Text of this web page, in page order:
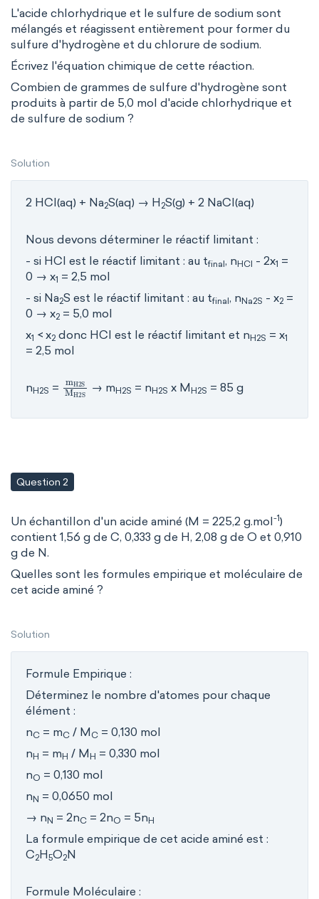
L'acide chlorhydrique et le sulfure de sodium sont
mélangés et réagissent entièrement pour former du
sulfure d'hydrogène et du chlorure de sodium.
Écrivez l'équation chimique de cette réaction.
Combien de grammes de sulfure d'hydrogène sont
produits à partir de 5,0 mol d'acide chlorhydrique et
de sulfure de sodium ?
Solution
2 HCl(aq) + Na2S(aq) → H 2S(g) + 2 NaCl(aq)
Nous devons déterminer le réactif limitant :
- si HCl est le réactif limitant : au tfinal , n HCl - 2x1 =
0 → x1 = 2,5 mol
- si Na2S est le réactif limitant : au tfinal , n Na2S - x2 =
0 → x2 = 5,0 mol
x1 < x2 donc HCl est le réactif limitant et n H2S = x1
= 2,5 mol
n H2S = mH → m H2S = n H2S x M H2S = 85 g
Question 2
Un échantillon d'un acide aminé (M = 225,2 g.mol-1)
contient 1,56 g de C, 0,333 g de H, 2,08 g de O et 0,910
g de N.
Quelles sont les formules empirique et moléculaire de
cet acide aminé ?
Solution
Formule Empirique :
Déterminez le nombre d'atomes pour chaque
élément :
nC = mC / M C = 0,130 mol
nH = mH / M H = 0,330 mol
nO = 0,130 mol
nN = 0,0650 mol
→ nN = 2nC = 2nO = 5nH
La formule empirique de cet acide aminé est :
C2H5O2N
Formule Moléculaire :